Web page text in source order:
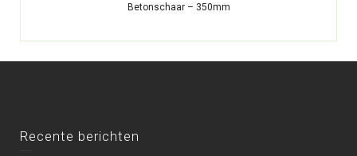
Betonschaar – 350mm
Recente berichten